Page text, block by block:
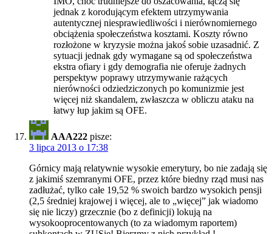
jednak z korodującym efektem utrzymywania
autentycznej niesprawiedliwości i nierównomiernego
obciążenia społeczeństwa kosztami. Koszty równo
rozłożone w kryzysie można jakoś sobie uzasadnić. Z
sytuacji jednak gdy wymagane są od społeczeństwa
ekstra ofiary i gdy demografia nie oferuje żadnych
perspektyw poprawy utrzymywanie rażących
nierówności odziedziczonych po komunizmie jest
więcej niż skandalem, zwłaszcza w obliczu ataku na
łatwy łup jakim są OFE.
AAA222 pisze:
3 lipca 2013 o 17:38
Górnicy mają relatywnie wysokie emerytury, bo nie zadają się
z jakimiś szemranymi OFE, przez które biedny rząd musi nas
zadłużać, tylko całe 19,52 % swoich bardzo wysokich pensji
(2,5 średniej krajowej i więcej, ale to „więcej” jak wiadomo
się nie liczy) grzecznie (bo z definicji) lokują na
wysokooprocentowanych (to za wiadomym raportem)